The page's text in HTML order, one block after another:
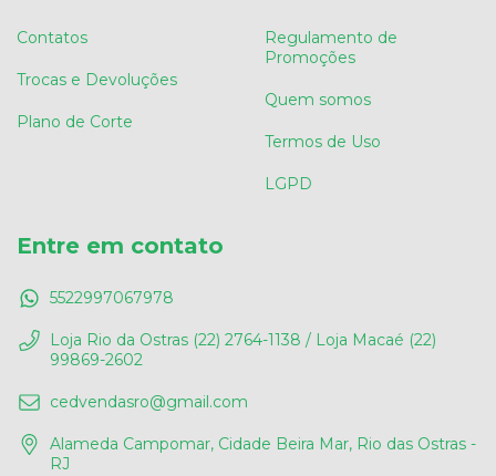
Contatos
Trocas e Devoluções
Plano de Corte
Regulamento de
Promoções
Quem somos
Termos de Uso
LGPD
Entre em contato
5522997067978
Loja Rio da Ostras (22) 2764-1138 / Loja Macaé (22)
99869-2602
cedvendasro@gmail.com
Alameda Campomar, Cidade Beira Mar, Rio das Ostras -
RJ